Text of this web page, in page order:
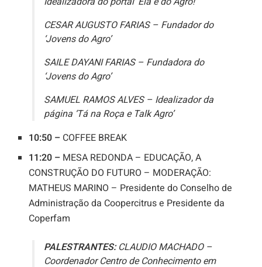
CESAR AUGUSTO FARIAS – Fundador do
‘Jovens do Agro’
SAILE DAYANI FARIAS – Fundadora do
‘Jovens do Agro’
SAMUEL RAMOS ALVES – Idealizador da
página ‘Tá na Roça e Talk Agro’
10:50 – COFFEE BREAK
11:20 – MESA REDONDA – EDUCAÇÃO, A
CONSTRUÇÃO DO FUTURO – MODERAÇÃO:
MATHEUS MARINO – Presidente do Conselho de
Administração da Coopercitrus e Presidente da
Coperfam
PALESTRANTES:CLAUDIO MACHADO –
Coordenador Centro de Conhecimento em